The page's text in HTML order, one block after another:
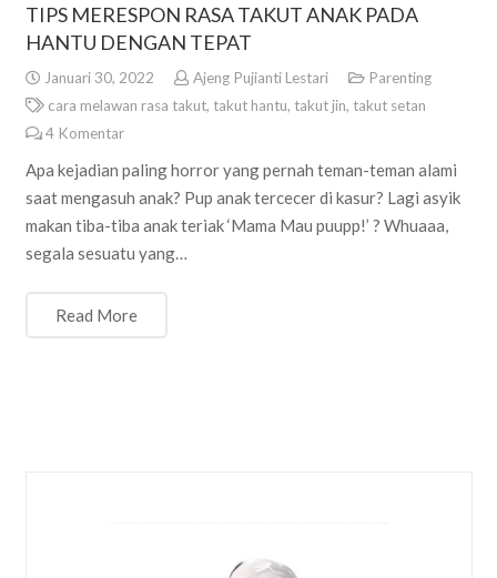
TIPS MERESPON RASA TAKUT ANAK PADA
HANTU DENGAN TEPAT
Januari 30, 2022 Ajeng Pujianti Lestari
Parenting
cara melawan rasa takut, takut hantu, takut jin, takut setan
4 Komentar
Apa kejadian paling horror yang pernah teman-teman alami
saat mengasuh anak? Pup anak tercecer di kasur? Lagi asyik
makan tiba-tiba anak teriak ‘Mama Mau puupp!’ ? Whuaaa,
segala sesuatu yang…
Read More